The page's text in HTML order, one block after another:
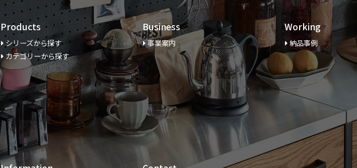
Products
シリーズから探す
カテゴリーから探す
Business
事業案内
Working
納品事例